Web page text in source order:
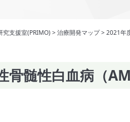
究支援室(PRIMO) >治療開発マップ>2021年
骨髄性白血病（